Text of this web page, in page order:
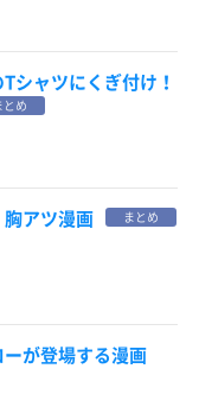
シャツにくぎ付け！
とめ
アツ漫画 まとめ
が登場する漫画